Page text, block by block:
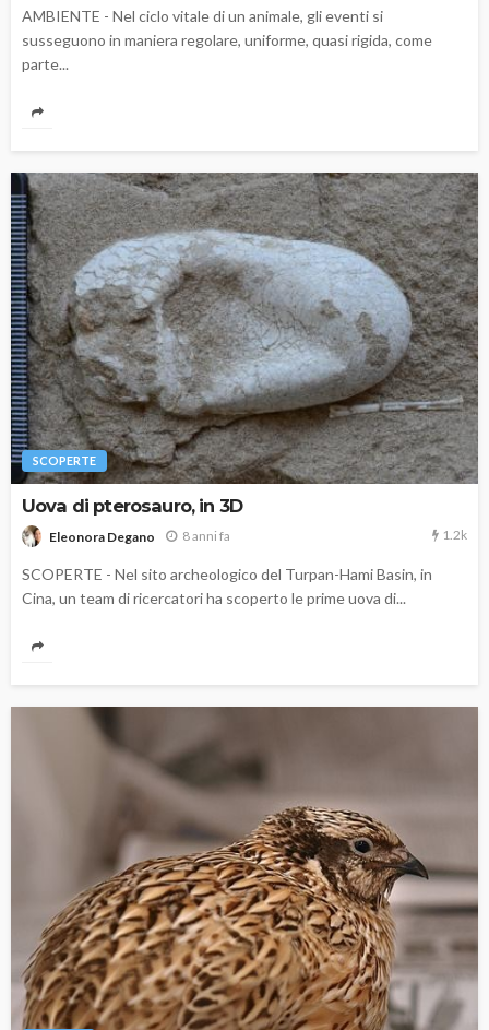
AMBIENTE - Nel ciclo vitale di un animale, gli eventi si
susseguono in maniera regolare, uniforme, quasi rigida, come
parte...
SCOPERTE
Uova di pterosauro, in 3D
Eleonora Degano 8 anni fa 1.2k
SCOPERTE - Nel sito archeologico del Turpan-Hami Basin, in
Cina, un team di ricercatori ha scoperto le prime uova di...